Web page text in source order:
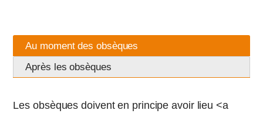
Au moment des obsèques
Après les obsèques
Les obsèques doivent en principe avoir lieu <a